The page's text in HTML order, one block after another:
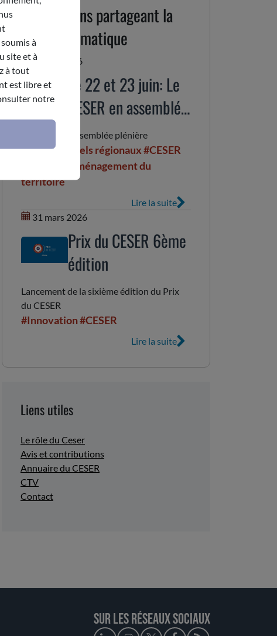
Publications partageant la
même thématique
15 juin 2026
Le 22 et 23 juin: Le
CESER en assemblée
plénière
le CESER en assemblée plénière
#Parcs naturels régionaux#CESER
#Aménagement du
territoire
Lire la suite
31 mars 2026
Prix du CESER 6ème
édition
Lancement de la sixième édition du Prix
du CESER
#Innovation#CESER
Lire la suite
Liens utiles
Le rôle du Ceser
Avis et contributions
Annuaire du CESER
CTV
Contact
Sur les réseaux sociaux
à
site et à
à tout
est libre et
notre